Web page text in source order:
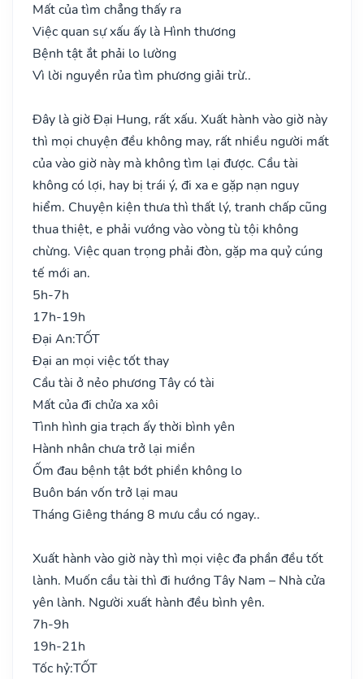
Mất của tìm chẳng thấy ra
Việc quan sự xấu ấy là Hình thương
Bệnh tật ắt phải lo lường
Vì lời nguyền rủa tìm phương giải trừ..
Đây là giờ Đại Hung, rất xấu. Xuất hành vào giờ này
thì mọi chuyện đều không may, rất nhiều người mất
của vào giờ này mà không tìm lại được. Cầu tài
không có lợi, hay bị trái ý, đi xa e gặp nạn nguy
hiểm. Chuyện kiện thưa thì thất lý, tranh chấp cũng
thua thiệt, e phải vướng vào vòng tù tội không
chừng. Việc quan trọng phải đòn, gặp ma quỷ cúng
tế mới an.
5h-7h
17h-19h
Đại An:TỐT
Đại an mọi việc tốt thay
Cầu tài ở nẻo phương Tây có tài
Mất của đi chửa xa xôi
Tình hình gia trạch ấy thời bình yên
Hành nhân chưa trở lại miền
Ốm đau bệnh tật bớt phiền không lo
Buôn bán vốn trở lại mau
Tháng Giêng tháng 8 mưu cầu có ngay..
Xuất hành vào giờ này thì mọi việc đa phần đều tốt
lành. Muốn cầu tài thì đi hướng Tây Nam – Nhà cửa
yên lành. Người xuất hành đều bình yên.
7h-9h
19h-21h
Tốc hỷ:TỐT